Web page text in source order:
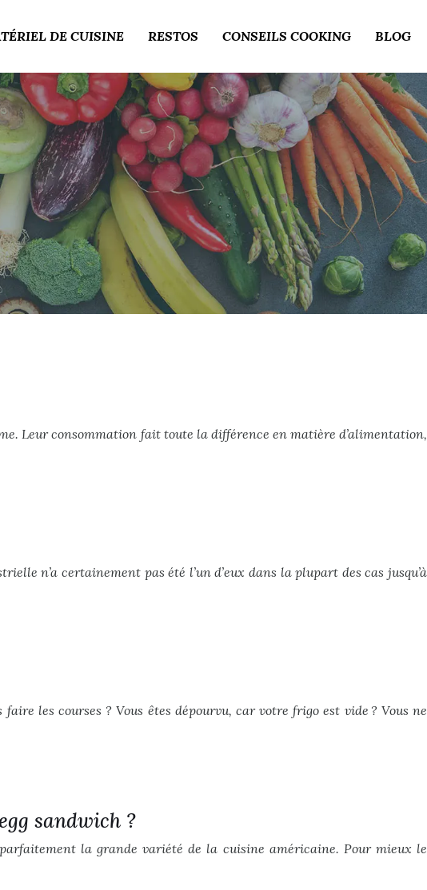
DE CUISINE RESTOS CONSEILS COOKING BLOG
Leur consommation fait toute la différence en matière d’alimentation,
n’a certainement pas été l’un d’eux dans la plupart des cas jusqu’à
les courses ? Vous êtes dépourvu, car votre frigo est vide ? Vous ne
sandwich ?
la grande variété de la cuisine américaine. Pour mieux le